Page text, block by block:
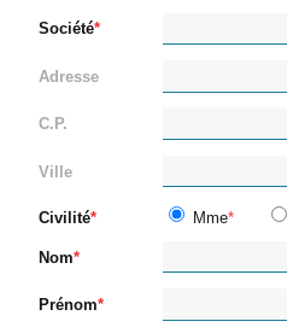
Société
Adresse
C.P.
Ville
Civilité Mme
Nom
Prénom